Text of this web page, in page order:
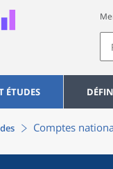
ÉTUDES
Comptes